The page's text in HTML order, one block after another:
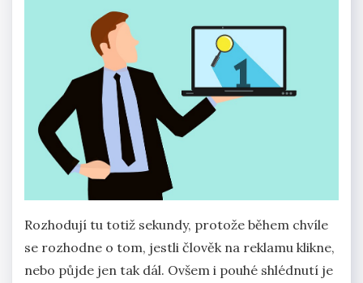
Rozhodují tu totiž sekundy, protože během chvíle
se rozhodne o tom, jestli člověk na reklamu klikne,
nebo půjde jen tak dál. Ovšem i pouhé shlédnutí je